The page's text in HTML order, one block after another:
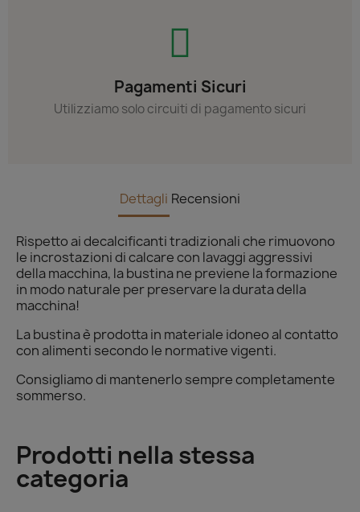
Pagamenti Sicuri
Utilizziamo solo circuiti di pagamento sicuri
Dettagli Recensioni
Rispetto ai decalcificanti tradizionali che rimuovono
le incrostazioni di calcare con lavaggi aggressivi
della macchina, la bustina ne previene la formazione
in modo naturale per preservare la durata della
macchina!
La bustina è prodotta in materiale idoneo al contatto
con alimenti secondo le normative vigenti.
Consigliamo di mantenerlo sempre completamente
sommerso.
Prodotti nella stessa
categoria